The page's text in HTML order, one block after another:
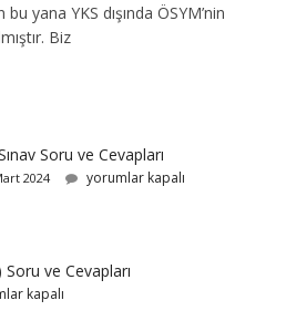
yana YKS dışında ÖSYM’nin
Biz
Soru ve Cevapları
2024 yorumlar kapalı
ve Cevapları
kapalı